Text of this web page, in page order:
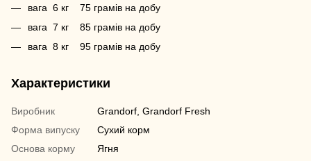
вага 6 кг 75 грамів на добу
вага 7 кг 85 грамів на добу
вага 8 кг 95 грамів на добу
Характеристики
Виробник
Grandorf, Grandorf Fresh
Форма випуску
Сухий корм
Основа корму
Ягня